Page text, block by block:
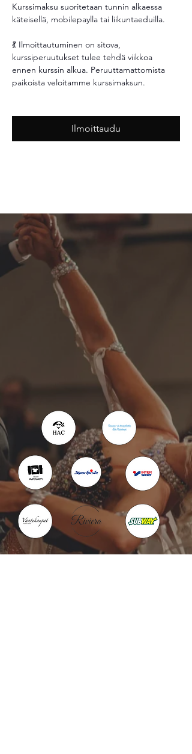
Kurssimaksu suoritetaan tunnin alkaessa
käteisellä, mobilepaylla tai liikuntaeduilla.
💃 Ilmoittautuminen on sitova,
kurssiperuutukset tulee tehdä viikkoa
ennen kurssin alkua. Peruuttamattomista
paikoista veloitamme kurssimaksun.
Ilmoittaudu